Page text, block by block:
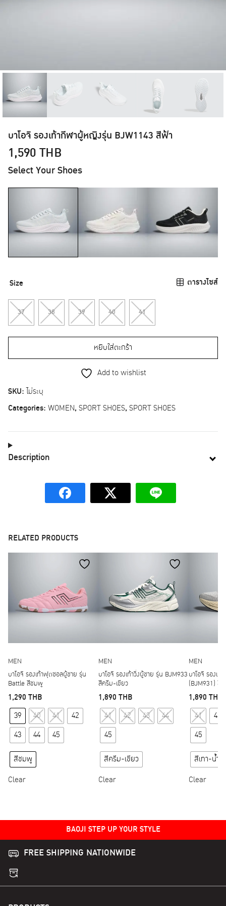
บาโอจิ รองเท้ากีฬาผู้หญิงรุ่น BJW1143 สีฟ้า
1,590 THB
Select Your Shoes
Size
37 38 39 40 41
ตารางไซส์
หยิบใส่ตะกร้า
Add to wishlist
SKU: ไม่ระบุ
Categories: WOMEN, SPORT SHOES, SPORT SHOES
Description
RELATED PRODUCTS
MEN
บาโอจิ รองเท้าฟุตซอลผู้ชาย รุ่น
Battle สีชมพู
1,290 THB
This product has multiple variants. The options may
39 40 41
42
43
44 45
สีชมพู
Clear
MEN
บาโอจิ รองเท้าวิ่งผู้ชาย รุ่น BJM933
สีครีม-เขียว
1,890THB
This product has
41 42 43
44
45
สีครีม-เขียว
Clear
MEN
บาโอจิ รองเท้
(BJM931) สีเ
1,890THB
41
42
45
สีเทา-น้ำเ
Clear
BAOJI STEP UP YOUR STYLE
FREE SHIPPING NATIONWIDE